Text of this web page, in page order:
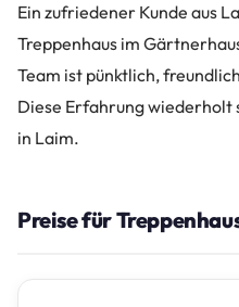
Ein zufriedener Kunde aus
Treppenhaus im
Team ist pünktlich,
Diese Erfahrung wiederholt
in Laim.
Preise für